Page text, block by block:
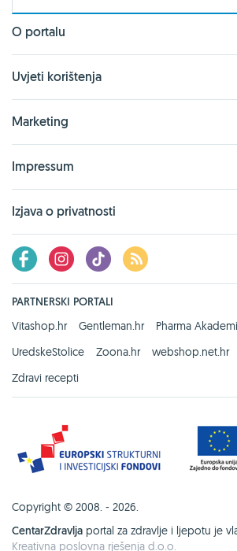
O portalu
Uvjeti korištenja
Marketing
Impressum
Izjava o privatnosti
PARTNERSKI PORTALI
Vitashop.hr
Gentleman.hr
Pharma
UredskeStolice
Zoona.hr webshop.net.hr
Zdravi recepti
Copyright © 2008. - 2026.
CentarZdravlja portal za zdravlje i ljepotu je
Kreativna poslovna rješenja d.o.o.